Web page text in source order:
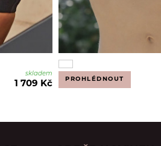
skladem
1 709 Kč
PROHLÉDNOUT